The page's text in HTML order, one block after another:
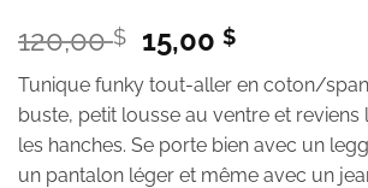
120,00$
Le
prix
initial
était :
120,00 $.
15,00$Le
actuel
est :
15,00 $.
Tunique funky tout-aller en coton/
buste, petit lousse au ventre et
les hanches. Se porte bien avec un
un pantalon léger et même avec un